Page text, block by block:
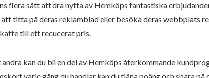
flera sätt att dra nytta av Hemköps fantastiska
att titta på deras reklamblad eller besöka deras webbplats
till ett reducerat pris.
andra kan du bli en del av Hemköps återkommande
varje gång du handlar kan du tjäna poäng och spara